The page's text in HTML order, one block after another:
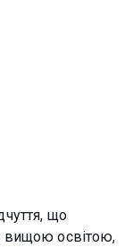
що
вищою освiтою,